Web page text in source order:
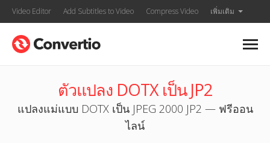
Video Editor Add Subtitles to Video Compress Video เพิ่มเติม
ตัวแปลง DOTX เป็น JP2
แปลงแม่แบบ DOTX เป็น JPEG 2000 JP2 — ฟรีออน
ไลน์